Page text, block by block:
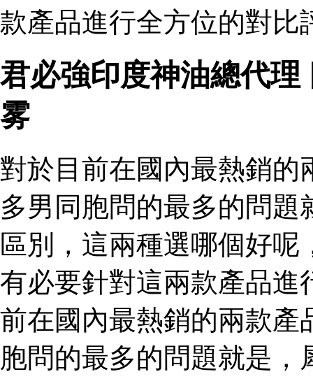
款產品進行全方位的對比
君必強印度神油總代
雾
對於目前在國內最熱銷的
多男同胞問的最多的問
區別，這兩種選哪個好呢
有必要針對這兩款產品進
前在國內最熱銷的兩款產
胞問的最多的問題就是